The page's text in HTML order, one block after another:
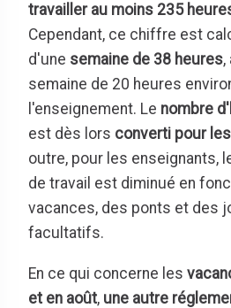
travailler au moins 235
Cependant, ce chiffre est
d'une semaine de 38 heures,
semaine de 20 heures
l'enseignement. Le nombre
est dès lors converti pour
outre, pour les enseignants,
de travail est diminué en
vacances, des ponts et des
facultatifs.
En ce qui concerne les
et en août, une autre